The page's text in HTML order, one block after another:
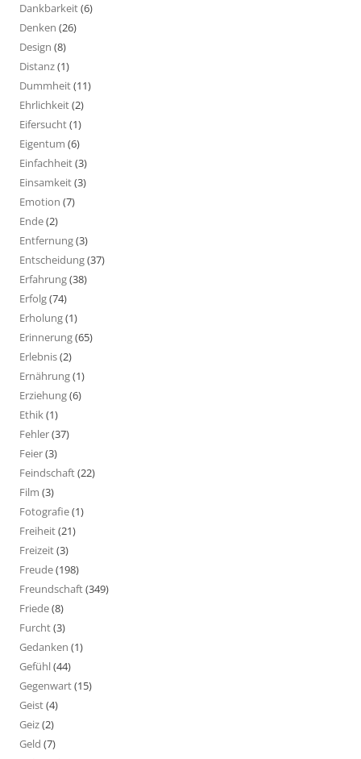
Dankbarkeit(6)
Denken (26)
Design (8)
Distanz(1)
Dummheit(11)
Ehrlichkeit(2)
Eifersucht(1)
Eigentum (6)
Einfachheit(3)
Einsamkeit(3)
Emotion (7)
Ende(2)
Entfernung(3)
Entscheidung(37)
Erfahrung(38)
Erfolg(74)
Erholung(1)
Erinnerung(65)
Erlebnis(2)
Ernährung(1)
Erziehung(6)
Ethik(1)
Fehler(37)
Feier(3)
Feindschaft(22)
Film (3)
Fotografie(1)
Freiheit(21)
Freizeit(3)
Freude(198)
Freundschaft(349)
Friede(8)
Furcht(3)
Gedanken (1)
Gefühl(44)
Gegenwart(15)
Geist(4)
Geiz(2)
Geld (7)